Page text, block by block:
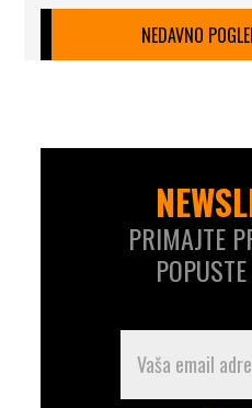
NEDAVNO
PRIMAJTE